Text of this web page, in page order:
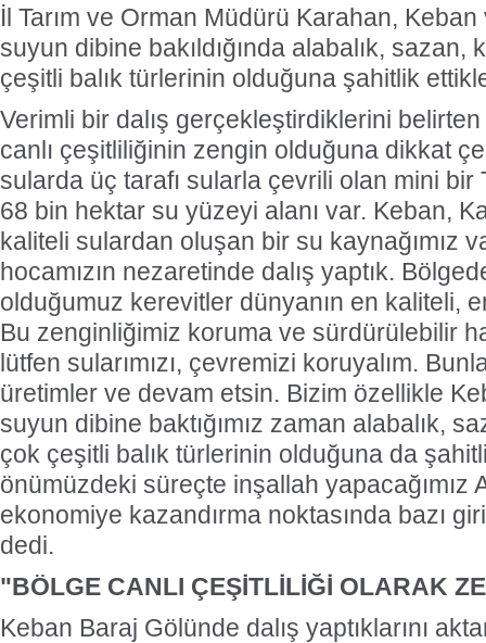
İl Tarım ve Orman Müdürü Karahan,
suyun dibine bakıldığında alabalık, sazan,
çeşitli balık türlerinin olduğuna şahitlik
Verimli bir dalış gerçekleştirdiklerini
canlı çeşitliliğinin zengin olduğuna dikkat
sularda üç tarafı sularla çevrili olan mini
68 bin hektar su yüzeyi alanı var. Keban,
kaliteli sulardan oluşan bir su kaynağımız
hocamızın nezaretinde dalış yaptık.
olduğumuz kerevitler dünyanın en kaliteli,
Bu zenginliğimiz koruma ve sürdürülebilir
lütfen sularımızı, çevremizi koruyalım.
üretimler ve devam etsin. Bizim özellikle
suyun dibine baktığımız zaman alabalık,
çok çeşitli balık türlerinin olduğuna da
önümüzdeki süreçte inşallah yapacağımız
ekonomiye kazandırma noktasında bazı
dedi.
"BÖLGE CANLI ÇEŞİTLİLİĞİ OLARAK
Keban Baraj Gölünde dalış yaptıklarını